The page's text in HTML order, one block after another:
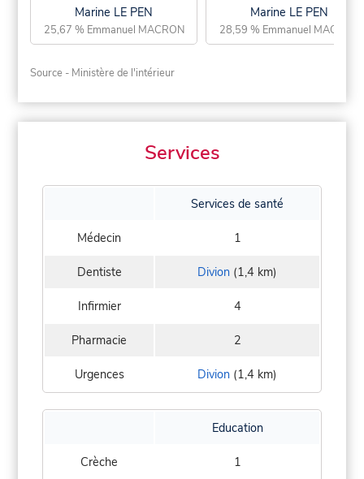
Marine LE PEN
25,67 % Emmanuel MACRON
Marine LE PEN
28,59 % Emmanuel MACRON
Source - Ministère de l'intérieur
Services
Services de santé
Médecin 1
Dentiste Divion (1,4 km)
Infirmier 4
Pharmacie 2
Urgences Divion (1,4 km)
Education
Crèche 1